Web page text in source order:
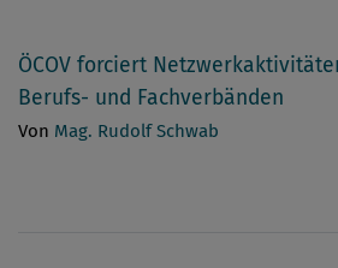
ÖCOV forciert
Berufs- und Fachverbänden
Von Mag. Rudolf Schwab